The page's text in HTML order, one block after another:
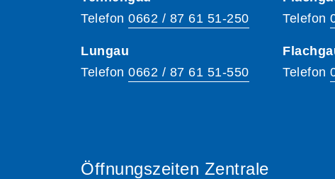
Telefon 0662 / 87 61 51-250
Lungau
Telefon 0662 / 87 61 51-550
Telefon
Telefon
Öffnungszeiten Zentrale